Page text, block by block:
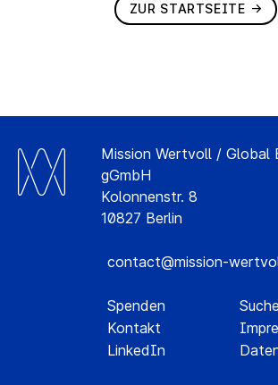
ZUR STARTSEITE
Mission Wertvoll / Global
gGmbH
Kolonnenstr. 8
10827 Berlin
contact@mission-
Spenden
Kontakt
LinkedIn
Suche